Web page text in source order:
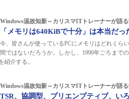
Windows温故知新～カリスマITトレーナーが語る
「メモリは640KiBで十分」は本当だ
今、皆さんが使っているPCにメモリはどれくら
間ではないだろうか。しかし、1990年ごろまで
紹介する。
Windows温故知新～カリスマITトレーナーが語る
TSR、協調型、プリエンプティブ、い